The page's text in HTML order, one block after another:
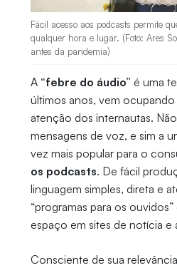
Fácil acesso aos podcasts permite
qualquer hora e lugar. (Foto: Ares
antes da pandemia)
A “febre do áudio” é uma
últimos anos, vem
atenção dos internautas.
mensagens de voz, e sim a
vez mais popular para o
os podcasts. De fácil
linguagem simples, direta e
“programas para os
espaço em sites de notícia e
Consciente de sua